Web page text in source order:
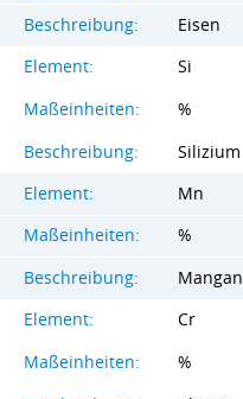
Beschreibung:
Eisen
Element:
Si
Maßeinheiten:
%
Beschreibung:
Silizium
Element:
Mn
Maßeinheiten:
%
Beschreibung:
Mangan
Element:
Cr
Maßeinheiten:
%